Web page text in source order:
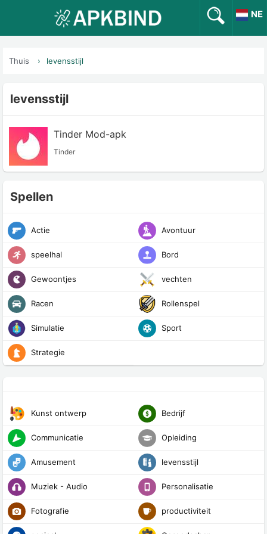
NE
Thuis levensstijl
levensstijl
Tinder Mod-apk
Tinder
Spellen
Actie Avontuur
speelhal Bord
Gewoontjes vechten
Racen Rollenspel
Simulatie Sport
Strategie
Kunst ontwerp Bedrijf
Communicatie Opleiding
Amusement levensstijl
Muziek - Audio Personalisatie
Fotografie productiviteit